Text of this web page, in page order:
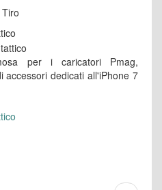
per i caricatori Pmag,
dedicati all'iPhone 7